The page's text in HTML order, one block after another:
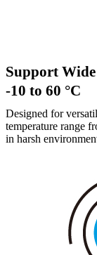
Support
-10 to 60 °C
Designed for
temperature range
in harsh